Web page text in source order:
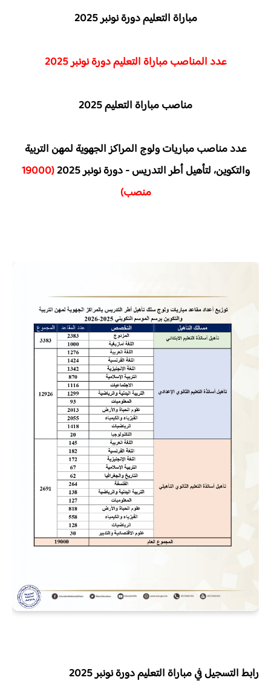
مباراة التعليم دورة نونبر 2025
عدد المناصب مباراة التعليم دورة نونبر 2025
مناصب مباراة التعليم 2025
عدد مناصب مباريات ولوج المراكز الجهوية لمهن التربية
والتكوين، لتأهيل أطر التدريس - دورة نونبر 2025
(19000
منصب)
رابط التسجيل في مباراة التعليم دورة نونبر 2025